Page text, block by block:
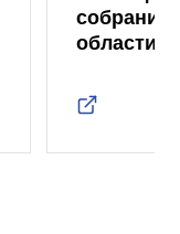
собрание
области